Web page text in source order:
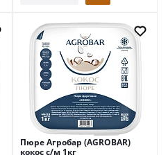
Пюре Агробар (AGROBAR)
кокос с/м 1кг